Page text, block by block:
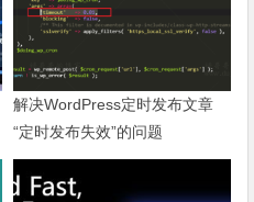
解决WordPress定时发布文章
“定时发布失效”的问题